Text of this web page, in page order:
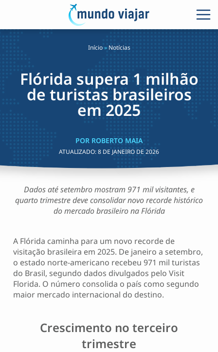
Início» Notícias
Flórida supera 1 milhão
de turistas brasileiros
em 2025
POR ROBERTO MAIA
ATUALIZADO:8 DE JANEIRO DE 2026
Dados até setembro mostram 971 mil visitantes, e
quarto trimestre deve consolidar novo recorde histórico
do mercado brasileiro na Flórida
A Flórida caminha para um novo recorde de
visitação brasileira em 2025. De janeiro a setembro,
o estado norte-americano recebeu 971 mil turistas
do Brasil, segundo dados divulgados pelo Visit
Florida. O número consolida o país como segundo
maior mercado internacional do destino.
Crescimento no terceiro
trimestre